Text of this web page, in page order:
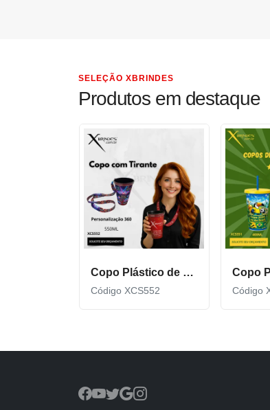
SELEÇÃO XBRINDES
Produtos em destaque
Copo Plástico de 550 ML com Tirante Personalizado XCS552
Código XCS552 Código